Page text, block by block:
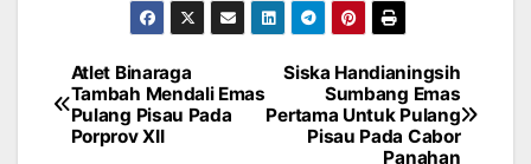
Post
navigation
Siska Handianingsih
Sumbang Emas
Pertama Untuk Pulang
Pisau Pada Cabor
Panahan
Atlet Binaraga
Tambah Mendali Emas
Pulang Pisau Pada
Porprov XII